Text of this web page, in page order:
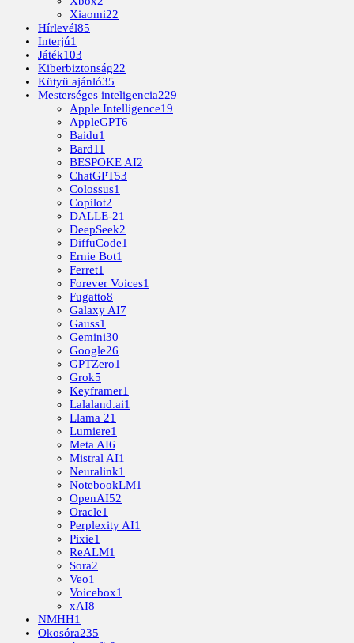
Xiaomi22
Hírlevél85
Interjú1
Játék103
Kiberbiztonság22
Kütyü ajánló35
Mesterséges inteligencia229
Apple Intelligence19
AppleGPT6
Baidu1
Bard11
BESPOKE AI2
ChatGPT53
Colossus1
Copilot2
DALLE-21
DeepSeek2
DiffuCode1
Ernie Bot1
Ferret1
Forever Voices1
Fugatto8
Galaxy AI7
Gauss1
Gemini30
Google26
GPTZero1
Grok5
Keyframer1
Lalaland.ai1
Llama 21
Lumiere1
Meta AI6
Mistral AI1
Neuralink1
NotebookLM1
OpenAI52
Oracle1
Perplexity AI1
Pixie1
ReALM1
Sora2
Veo1
Voicebox1
xAI8
NMHH1
Okosóra235